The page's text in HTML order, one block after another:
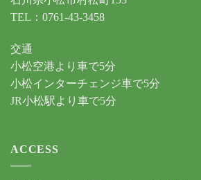
TEL：0761-43-3458
交通
小松空港より車で5分
小松インターチェンジ車で5分
JR小松駅より車で5分
ACCESS